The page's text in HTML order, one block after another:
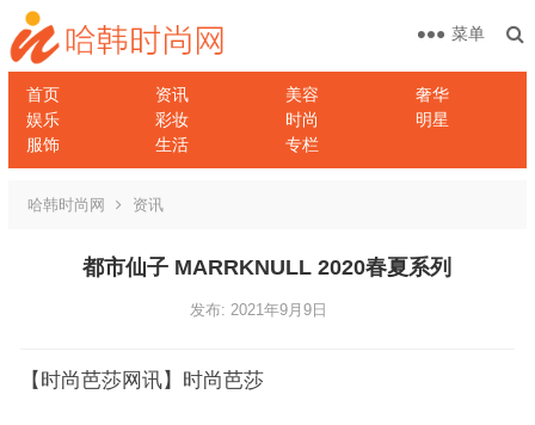
首页 资讯 美容
奢华
娱乐
彩妆 时尚
明星
服饰
生活 专栏
菜单
哈韩时尚网 资讯
都市仙⼦ MARRKNULL 2020春夏系列
发布: 2021年9月9日
【时尚芭莎网讯】时尚芭莎